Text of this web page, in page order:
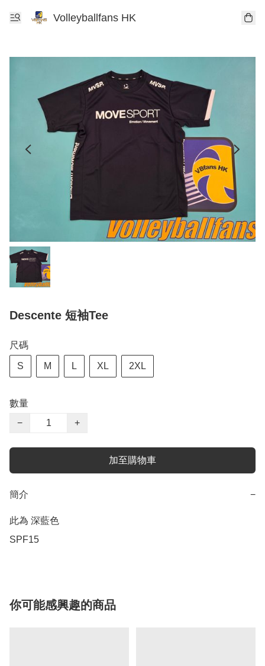
Volleyballfans HK
Descente 短袖Tee
尺碼
S M L XL 2XL
數量
−
+
加至購物車
簡介 −
此為 深藍色
SPF15
你可能感興趣的商品